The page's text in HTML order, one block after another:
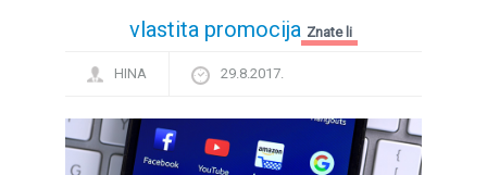
vlastita promocija Znate li
HINA 29.8.2017.